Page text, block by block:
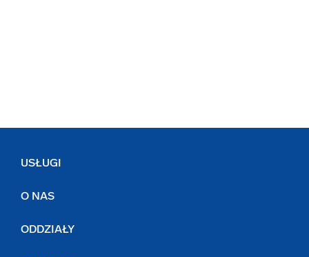
USŁUGI
O NAS
ODDZIAŁY